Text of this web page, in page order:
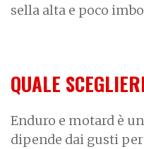
sella alta e poco
QUALE
Enduro e motard è
dipende dai gusti